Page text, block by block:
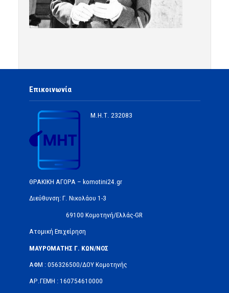
Επικοινωνία
Μ.Η.Τ. 232083
ΘΡΑΚΙΚΗ ΑΓΟΡΑ – komotini24.gr
Διεύθυνση: Γ. Νικολάου 1-3
69100 Κομοτηνή/Ελλάς-GR
Ατομική Επιχείρηση
ΜΑΥΡΟΜΑΤΗΣ Γ. ΚΩΝ/ΝΟΣ
ΑΦΜ : 056326500/ΔOΥ Κομοτηνής
ΑΡ.ΓΕΜΗ : 160754610000